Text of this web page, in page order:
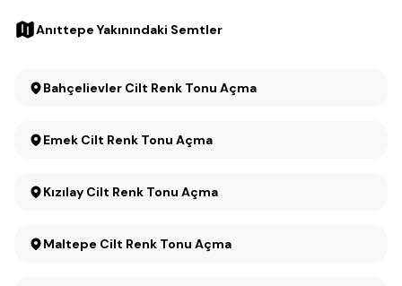
Anıttepe Yakınındaki Semtler
Bahçelievler Cilt Renk Tonu Açma
Emek Cilt Renk Tonu Açma
Kızılay Cilt Renk Tonu Açma
Maltepe Cilt Renk Tonu Açma